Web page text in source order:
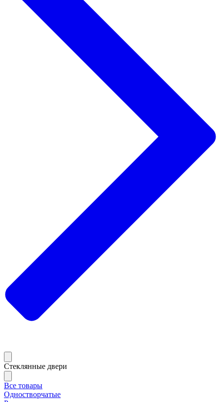
Стеклянные двери
Все товары
Одностворчатые